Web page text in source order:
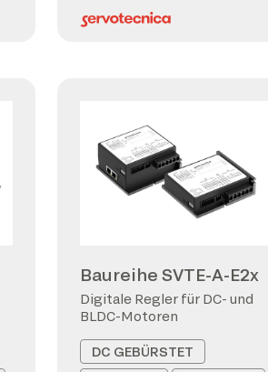
Baureihe SVTE-A-E2x
Digitale Regler für DC- und
BLDC-Motoren
DC GEBÜRSTET